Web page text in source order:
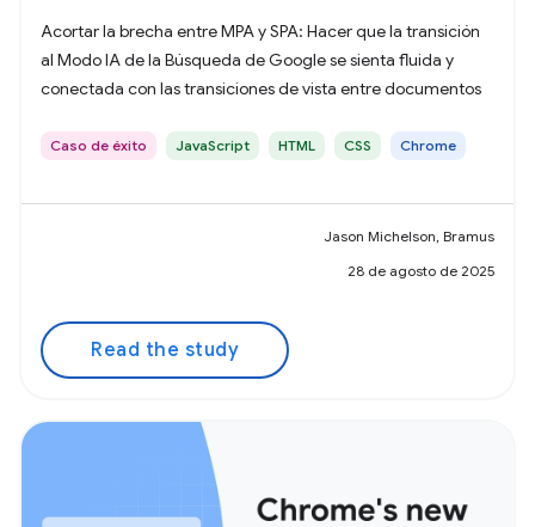
Acortar la brecha entre MPA y SPA: Hacer que la transición
al Modo IA de la Búsqueda de Google se sienta fluida y
conectada con las transiciones de vista entre documentos
Caso de éxito JavaScript HTML CSS Chrome
Jason Michelson, Bramus
28 de agosto de 2025
Read the study